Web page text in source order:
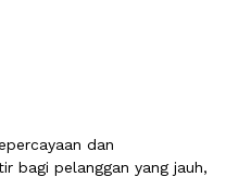
dan
bagi pelanggan yang jauh,